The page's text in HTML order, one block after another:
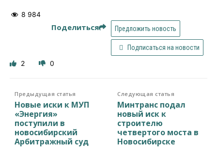
8 984
Поделиться Предложить новость
Подписаться на новости
2 0
Предыдущая статья
Новые иски к МУП
«Энергия»
поступили в
новосибирский
Арбитражный суд
Следующая статья
Минтранс подал
новый иск к
строителю
четвертого моста в
Новосибирске